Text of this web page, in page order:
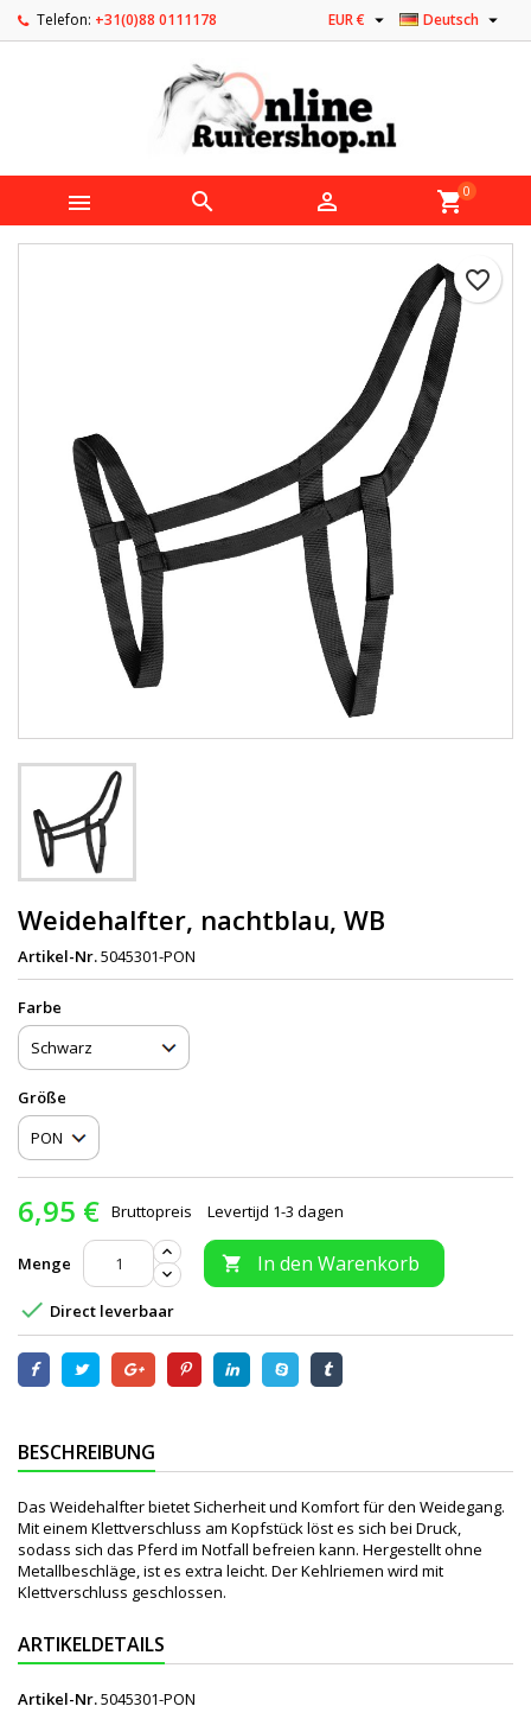
Telefon: +31(0)88 0111178 Deutsch 
EUR € 
   shopping_cart0
favorite_border
Weidehalfter, nachtblau, WB
Artikel-Nr.5045301-PON
Farbe
Größe
6,95 € Bruttopreis Levertijd 1-3 dagen
Menge  In den Warenkorb
 Direct leverbaar
BESCHREIBUNG
Das Weidehalfter bietet Sicherheit und Komfort für den Weidegang.
Mit einem Klettverschluss am Kopfstück löst es sich bei Druck,
sodass sich das Pferd im Notfall befreien kann. Hergestellt ohne
Metallbeschläge, ist es extra leicht. Der Kehlriemen wird mit
Klettverschluss geschlossen.
ARTIKELDETAILS
Artikel-Nr.5045301-PON